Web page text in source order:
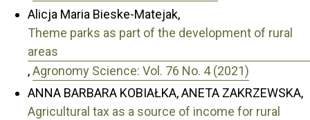
Alicja Maria Bieske-Matejak,
Theme parks as part of the development of rural
areas
,Agronomy Science: Vol. 76 No. 4 (2021)
ANNA BARBARA KOBIAŁKA, ANETA ZAKRZEWSKA,
Agricultural tax as a source of income for rural